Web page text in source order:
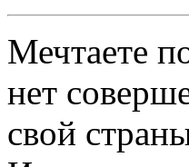
Мечтаете
нет
свой